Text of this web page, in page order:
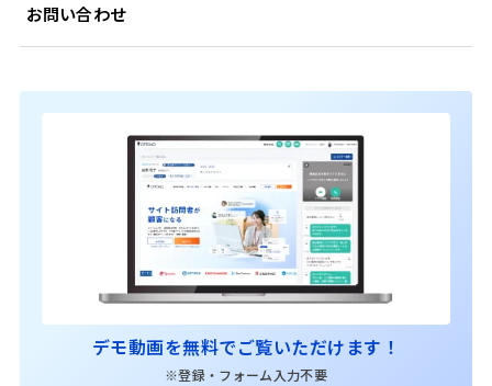
お問い合わせ
デモ動画を無料でご覧いただけます！
※登録・フォーム入力不要